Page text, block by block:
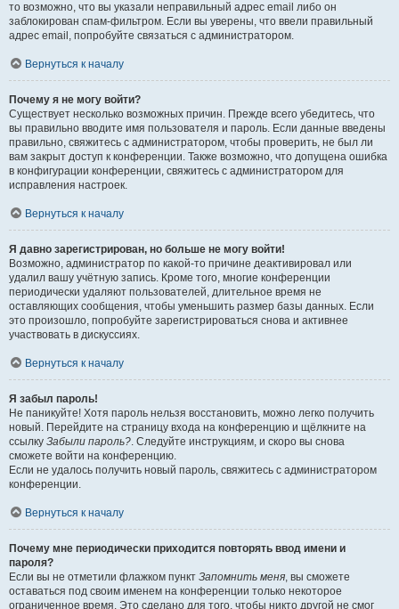
то возможно, что вы указали неправильный адрес email либо он
заблокирован спам-фильтром. Если вы уверены, что ввели правильный
адрес email, попробуйте связаться с администратором.
Вернуться к началу
Почему я не могу войти?
Существует несколько возможных причин. Прежде всего убедитесь, что
вы правильно вводите имя пользователя и пароль. Если данные введены
правильно, свяжитесь с администратором, чтобы проверить, не был ли
вам закрыт доступ к конференции. Также возможно, что допущена ошибка
в конфигурации конференции, свяжитесь с администратором для
исправления настроек.
Вернуться к началу
Я давно зарегистрирован, но больше не могу войти!
Возможно, администратор по какой-то причине деактивировал или
удалил вашу учётную запись. Кроме того, многие конференции
периодически удаляют пользователей, длительное время не
оставляющих сообщения, чтобы уменьшить размер базы данных. Если
это произошло, попробуйте зарегистрироваться снова и активнее
участвовать в дискуссиях.
Вернуться к началу
Я забыл пароль!
Не паникуйте! Хотя пароль нельзя восстановить, можно легко получить
новый. Перейдите на страницу входа на конференцию и щёлкните на
ссылку Забыли пароль?. Следуйте инструкциям, и скоро вы снова
сможете войти на конференцию.
Если не удалось получить новый пароль, свяжитесь с администратором
конференции.
Вернуться к началу
Почему мне периодически приходится повторять ввод имени и
пароля?
Если вы не отметили флажком пункт Запомнить меня, вы сможете
оставаться под своим именем на конференции только некоторое
ограниченное время. Это сделано для того, чтобы никто другой не смог